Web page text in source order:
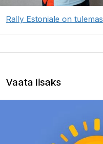
Rally Estoniale on
Vaata lisaks